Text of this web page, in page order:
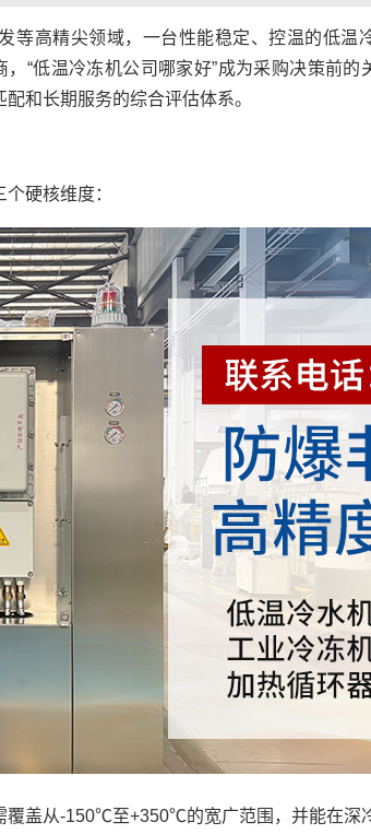
等高精尖领域，一台性能稳定、控温的低温
，“低温冷冻机公司哪家好”成为采购决策前
和长期服务的综合评估体系。
硬核维度：
覆盖从-150℃至+350℃的宽广范围，并能在